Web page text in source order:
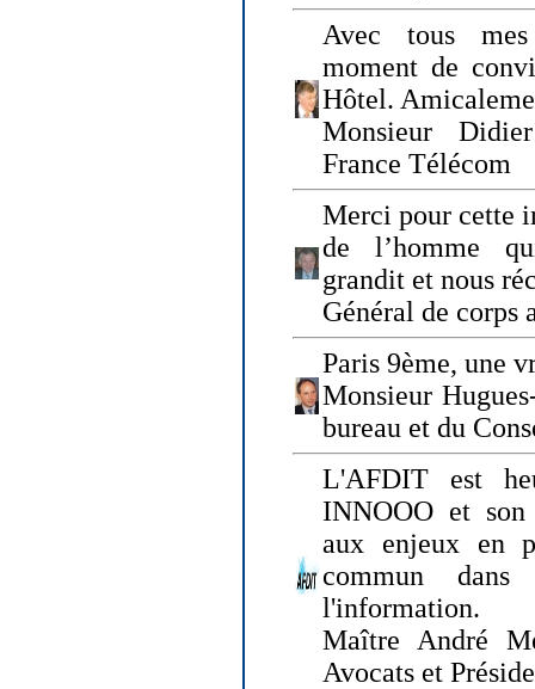
Avec tous
moment de
Hôtel.
Monsieur
France Télécom
Merci pour cette
de l’homme
grandit et nous
Général de corps
Paris 9ème, une
Monsieur
bureau et du
L'AFDIT est
INNOOO et
aux enjeux en
commun
l'information.
Maître André
Avocats et